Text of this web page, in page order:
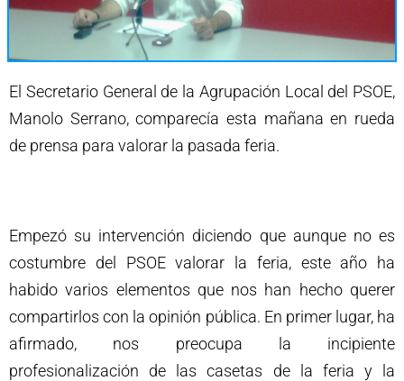
El Secretario General de la Agrupación Local del PSOE,
Manolo Serrano, comparecía esta mañana en rueda
de prensa para valorar la pasada feria.
Empezó su intervención diciendo que aunque no es
costumbre del PSOE valorar la feria, este año ha
habido varios elementos que nos han hecho querer
compartirlos con la opinión pública. En primer lugar, ha
afirmado, nos preocupa la incipiente
profesionalización de las casetas de la feria y la